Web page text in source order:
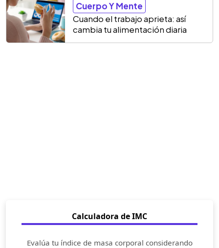
Cuerpo Y Mente
Cuando el trabajo aprieta: así
cambia tu alimentación diaria
Calculadora de IMC
Evalúa tu índice de masa corporal considerando